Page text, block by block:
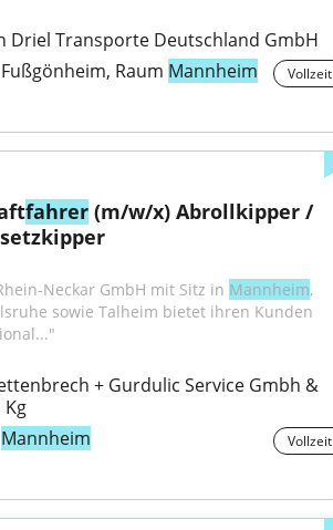
Driel Transporte Deutschland GmbH
Fußgönheim, Raum Mannheim Vollzeit
fahrer (m/w/x) Abrollkipper /
Neckar GmbH mit Sitz in Mannheim,
sowie Talheim bietet ihren Kunden
+ Gurdulic Service Gmbh &
Kg
Mannheim
Vollzeit